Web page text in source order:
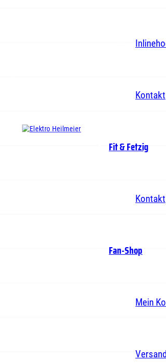
Kontakt
Fit & Fetzig
Kontakt
Fan-Shop
Mein